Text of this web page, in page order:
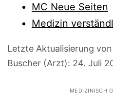
MC Neue Seiten
Medizin
Letzte Aktualisierung
Buscher (Arzt): 24. Juli
MEDIZINISCH